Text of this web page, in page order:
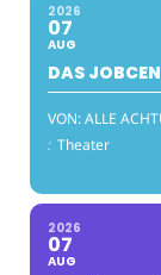
2026
07
AUG
DAS
VON: ALLE
: Theater
2026
07
AUG